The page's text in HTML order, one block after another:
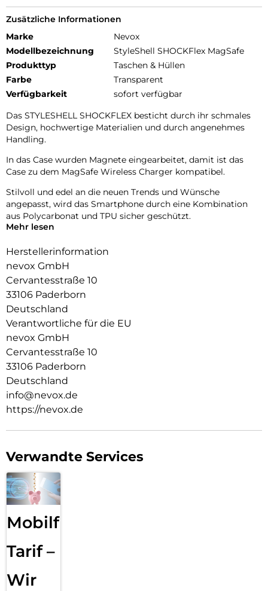
Zusätzliche Informationen
Marke
Nevox
Modellbezeichnung
StyleShell SHOCKFlex MagSafe
Produkttyp
Taschen & Hüllen
Farbe
Transparent
Verfügbarkeit
sofort verfügbar
Das STYLESHELL SHOCKFLEX besticht durch ihr schmales
Design, hochwertige Materialien und durch angenehmes
Handling.
In das Case wurden Magnete eingearbeitet, damit ist das
Case zu dem MagSafe Wireless Charger kompatibel.
Stilvoll und edel an die neuen Trends und Wünsche
angepasst, wird das Smartphone durch eine Kombination
aus Polycarbonat und TPU sicher geschützt.
vor Stürzen.
Das Display ist durch die seitlichen Flanken geschützt.
Durch das verwendete Material ist diese komplett
Transparent und bringt jegliche Farbe des Smartphones,
passend zur Geltung.
Die Anschlüsse, Knöpfe und Kamera bleiben voll zugänglich.
Hochwertiges Schmutzabweisendes Material und
Schockproof durch eingearbeitete Luftpolster in den Ecken.
Mehr lesen
Herstellerinformation
nevox GmbH
Cervantesstraße 10
33106 Paderborn
Deutschland
Verantwortliche für die EU
nevox GmbH
Cervantesstraße 10
33106 Paderborn
Deutschland
info@nevox.de
https://nevox.de
Verwandte Services
Mobilfunk
Tarif –
Wir